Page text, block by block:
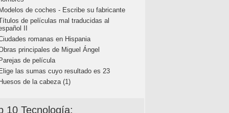
de coches - Escribe su fabricante
de películas mal traducidas al
II
romanas en Hispania
principales de Miguel Ángel
de película
las sumas cuyo resultado es 23
de la cabeza (1)
10 Tecnología: